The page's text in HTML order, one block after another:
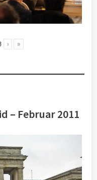
› »
– Februar 2011